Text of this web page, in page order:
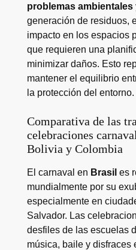
problemas
generación de residuos,
impacto en los espacios
que requieren una
minimizar daños. Esto
mantener el equilibrio
la protección del entorno.
Comparativa de las
celebraciones
Bolivia y Colombia
El carnaval en Brasil es
mundialmente por su
especialmente en
Salvador. Las
desfiles de las escuelas
música, baile y disfraces